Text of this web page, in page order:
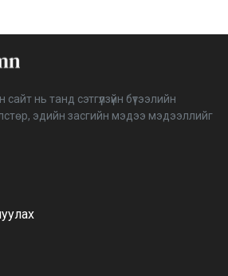
байна
тоглолтыг Netflix дэлхий даяар шууд
төлөөлөгчдийн хурлын 2026 оны
6 дугаар сарын 21-нд болно
НҮБ-ын тогтоол санаачилж,
нь танд сэтгүүлзүйн бүтээлийн
эдийн засгийн мэдээ мэдээллийг